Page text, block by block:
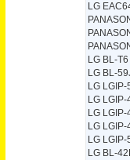
LG
LG BL-T6
LG BL-
LG
LG LGIP-
LG LGIP-
LG
LG LGIP-
LG BL-